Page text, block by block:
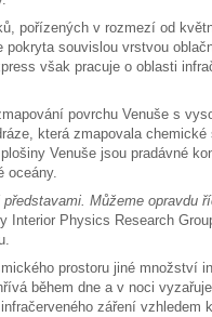
pořízených v rozmezí od
souvislou vrstvou
však pracuje o oblasti
povrchu Venuše s
která zmapovala
Venuše jsou pradávné
oceány.
Můžeme opravdu
Interior Physics Research
prostoru jiné množství
během dne a v noci
záření vzhledem